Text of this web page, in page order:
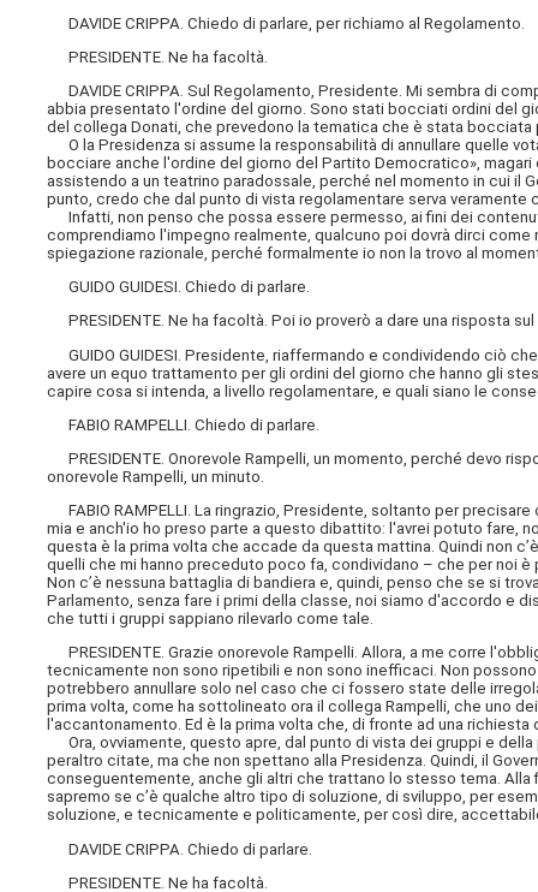
DAVIDE CRIPPA. Chiedo di parlare, per richiamo al Regolamento.
PRESIDENTE. Ne ha facoltà.
DAVIDE CRIPPA. Sul Regolamento, Presidente. Mi sembra di
abbia presentato l'ordine del giorno. Sono stati bocciati ordini del
del collega Donati, che prevedono la tematica che è stata
O la Presidenza si assume la responsabilità di annullare quelle
bocciare anche l'ordine del giorno del Partito Democratico»,
assistendo a un teatrino paradossale, perché nel momento in cui il
punto, credo che dal punto di vista regolamentare serva
Infatti, non penso che possa essere permesso, ai fini dei
comprendiamo l'impegno realmente, qualcuno poi dovrà dirci
spiegazione razionale, perché formalmente io non la trovo al
GUIDO GUIDESI. Chiedo di parlare.
PRESIDENTE. Ne ha facoltà. Poi io proverò a dare una risposta
GUIDO GUIDESI. Presidente, riaffermando e condividendo ciò
avere un equo trattamento per gli ordini del giorno che hanno gli
capire cosa si intenda, a livello regolamentare, e quali siano le
FABIO RAMPELLI. Chiedo di parlare.
PRESIDENTE. Onorevole Rampelli, un momento, perché devo
onorevole Rampelli, un minuto.
FABIO RAMPELLI. La ringrazio, Presidente, soltanto per
mia e anch'io ho preso parte a questo dibattito: l'avrei potuto fare,
questa è la prima volta che accade da questa mattina. Quindi non
quelli che mi hanno preceduto poco fa, condividano – che per noi
Non c’è nessuna battaglia di bandiera e, quindi, penso che se si
Parlamento, senza fare i primi della classe, noi siamo d'accordo e
che tutti i gruppi sappiano rilevarlo come tale.
PRESIDENTE. Grazie onorevole Rampelli. Allora, a me corre
tecnicamente non sono ripetibili e non sono inefficaci. Non
potrebbero annullare solo nel caso che ci fossero state delle
prima volta, come ha sottolineato ora il collega Rampelli, che uno
l'accantonamento. Ed è la prima volta che, di fronte ad una
Ora, ovviamente, questo apre, dal punto di vista dei gruppi e
peraltro citate, ma che non spettano alla Presidenza. Quindi, il
conseguentemente, anche gli altri che trattano lo stesso tema.
sapremo se c’è qualche altro tipo di soluzione, di sviluppo, per
soluzione, e tecnicamente e politicamente, per così dire,
DAVIDE CRIPPA. Chiedo di parlare.
PRESIDENTE. Ne ha facoltà.